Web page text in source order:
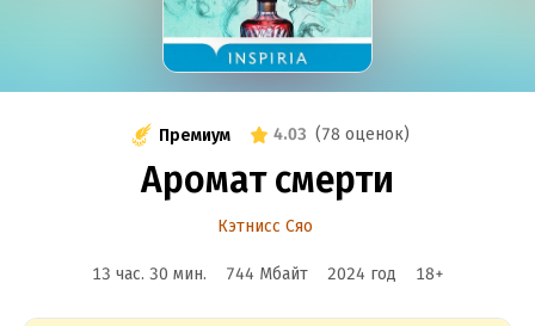
Премиум 4.03 (78 оценок)
Аромат смерти
Кэтнисс Сяо
13 час. 30 мин. 744 Мбайт 2024 год 18+